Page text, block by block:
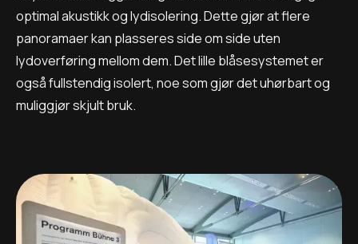
optimal akustikk og lydisolering. Dette gjør at flere
panoramaer kan plasseres side om side uten
lydoverføring mellom dem. Det lille blåsesystemet er
også fullstendig isolert, noe som gjør det uhørbart og
muliggjør skjult bruk.